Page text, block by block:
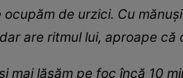
de urzici. Cu
are ritmul lui, aproape
mai lăsăm pe foc încă 10